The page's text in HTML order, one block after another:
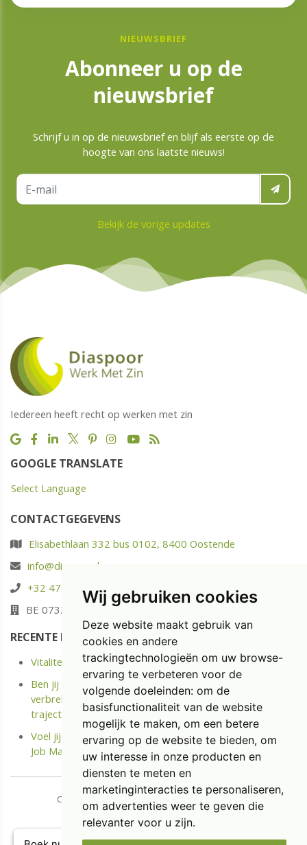
Wij gebruiken cookies
Deze website maakt gebruik van
cookies en andere
trackingtechnologieën om uw browse-
ervaring te verbeteren voor de
volgende doeleinden: om de
basisfunctionaliteit van de website
mogelijk te maken, om een betere
ervaring op de website te bieden, om
uw interesse in onze producten en
diensten te meten en
marketinginteracties te personaliseren,
om advertenties weer te geven die
relevanter voor u zijn.
NIEUWSBRIEF
Abonneer u op de
nieuwsbrief
Schrijf u in op de nieuwsbrief en blijf als eerste op de
hoogte van ons laatste nieuws!
Bekijk de vorige updates
Iedereen heeft recht op werken met zin
GOOGLE TRANSLATE
Select Language
CONTACTGEGEVENS
Elisabethlaan 332 bus 0102, 8400 Oostende
info@diaspoor.be
+32 476 88 05 37
BE 0732.580.523
RECENTE POSTS
Vitaliteit: energie opladen in plaats van enkel uitrusten
Ben jij langdurige ziek of Kreeg je onlangs een Medische
verbreking? Ontdek het kostenloze Terug naar Werk
traject.
Voel jij je niet meer gemotiveerd op jouw job? Doe de
Job Match Scan
Copyright © 2026 Diaspoor. All rights reserved.
Privacy & Cookies|UP-TO-DATE WebDesign